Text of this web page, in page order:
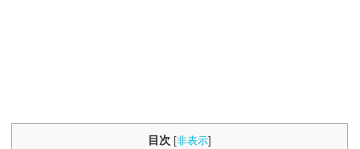
目次 [非表示]